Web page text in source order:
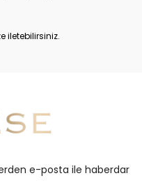
iletebilirsiniz.
e-posta ile haberdar